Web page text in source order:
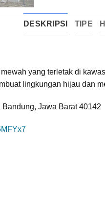
DESKRIPSI TIPE
yang terletak di
lingkungan hijau dan
Jawa Barat 40142